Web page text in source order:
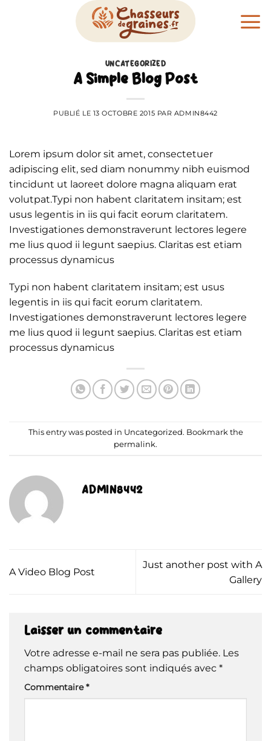
UNCATEGORIZED
A Simple Blog Post
PUBLIÉ LE 13 OCTOBRE 2015 PAR ADMIN8442
Lorem ipsum dolor sit amet, consectetuer
adipiscing elit, sed diam nonummy nibh euismod
tincidunt ut laoreet dolore magna aliquam erat
volutpat.Typi non habent claritatem insitam; est
usus legentis in iis qui facit eorum claritatem.
Investigationes demonstraverunt lectores legere
me lius quod ii legunt saepius. Claritas est etiam
processus dynamicus
Typi non habent claritatem insitam; est usus
legentis in iis qui facit eorum claritatem.
Investigationes demonstraverunt lectores legere
me lius quod ii legunt saepius. Claritas est etiam
processus dynamicus
This entry was posted in Uncategorized. Bookmark the
permalink.
ADMIN8442
A Video Blog Post
Just another post with A
Gallery
Laisser un commentaire
Votre adresse e-mail ne sera pas publiée. Les
champs obligatoires sont indiqués avec *
Commentaire*